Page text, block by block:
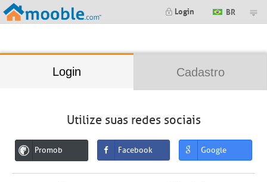
Login BR
Login Cadastro
Utilize suas redes sociais
Promob Facebook Google